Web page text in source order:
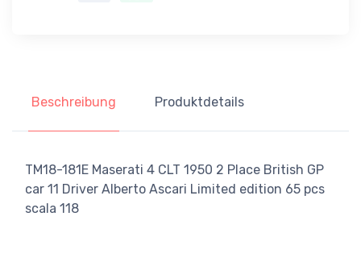
Beschreibung Produktdetails
TM18-181E Maserati 4 CLT 1950 2 Place British GP
car 11 Driver Alberto Ascari Limited edition 65 pcs
scala 118